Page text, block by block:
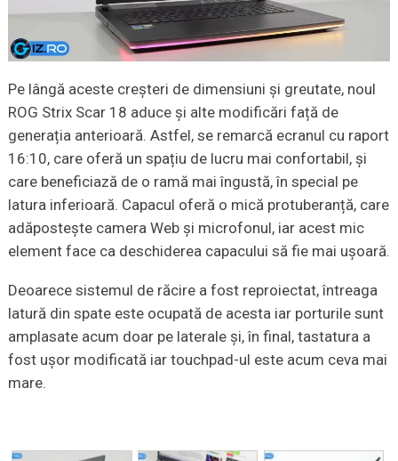
Pe lângă aceste creșteri de dimensiuni și greutate, noul
ROG Strix Scar 18 aduce și alte modificări față de
generația anterioară. Astfel, se remarcă ecranul cu raport
16:10, care oferă un spațiu de lucru mai confortabil, și
care beneficiază de o ramă mai îngustă, în special pe
latura inferioară. Capacul oferă o mică protuberanță, care
adăpostește camera Web și microfonul, iar acest mic
element face ca deschiderea capacului să fie mai ușoară.
Deoarece sistemul de răcire a fost reproiectat, întreaga
latură din spate este ocupată de acesta iar porturile sunt
amplasate acum doar pe laterale și, în final, tastatura a
fost ușor modificată iar touchpad-ul este acum ceva mai
mare.